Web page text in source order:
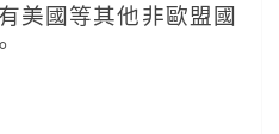
美國等其他非歐盟國